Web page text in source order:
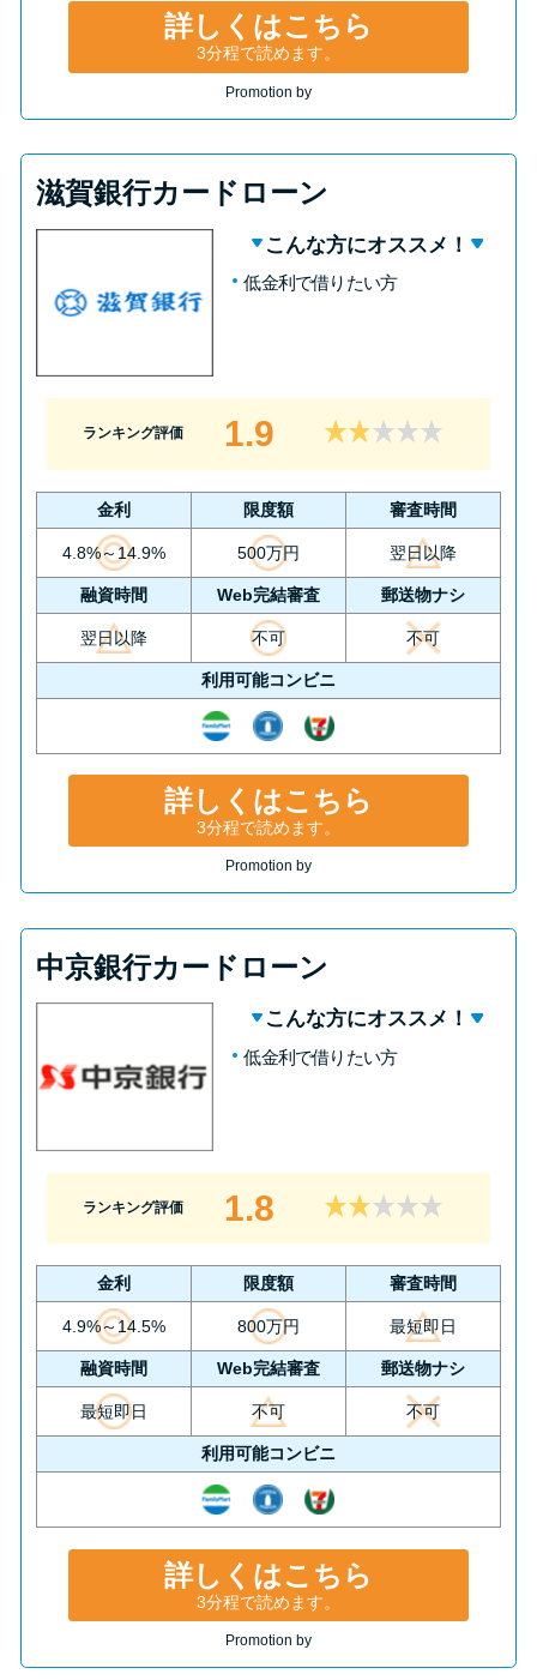
詳しくはこちら
3分程で読めます。
Promotion by
滋賀銀行カードローン
こんな方にオススメ！
低金利で借りたい方
ランキング評価 1.9
金利 限度額 審査時間
4.8%～14.9% 500万円 翌日以降
融資時間 Web完結審査 郵送物ナシ
翌日以降 不可 不可
利用可能コンビニ
詳しくはこちら
3分程で読めます。
Promotion by
中京銀行カードローン
こんな方にオススメ！
低金利で借りたい方
ランキング評価 1.8
金利 限度額 審査時間
4.9%～14.5% 800万円 最短即日
融資時間 Web完結審査 郵送物ナシ
最短即日 不可 不可
利用可能コンビニ
詳しくはこちら
3分程で読めます。
Promotion by